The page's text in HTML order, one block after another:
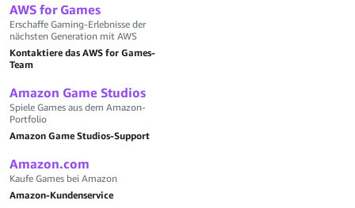
AWS for Games
Erschaffe Gaming-Erlebnisse der
nächsten Generation mit AWS
Kontaktiere das AWS for Games-
Team
Amazon Game Studios
Spiele Games aus dem Amazon-
Portfolio
Amazon Game Studios-Support
Amazon.com
Kaufe Games bei Amazon
Amazon-Kundenservice